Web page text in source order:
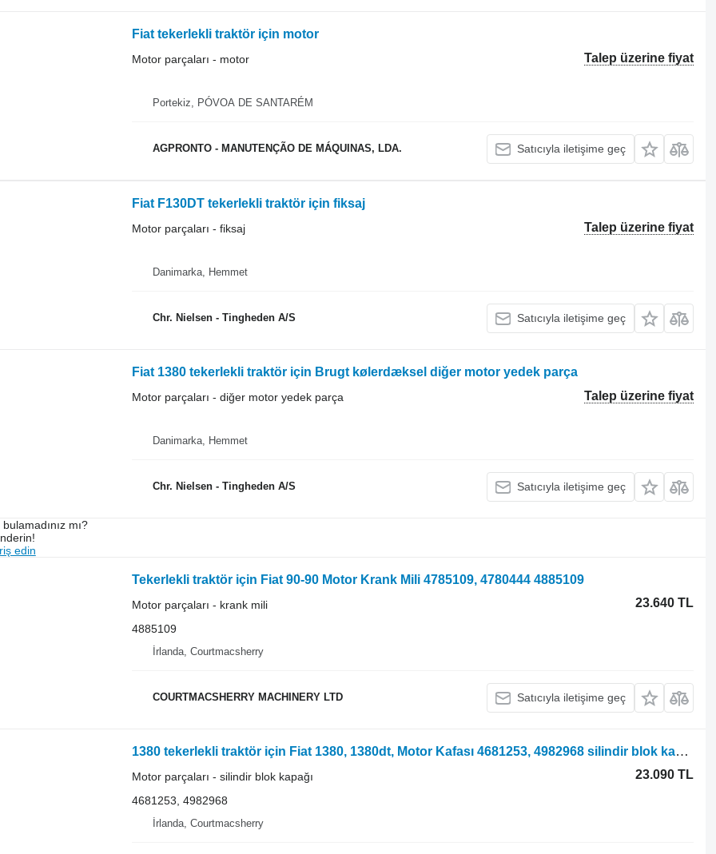
Fiat tekerlekli traktör için motor
Talep üzerine fiyat
Motor parçaları - motor
Portekiz, PÓVOA DE SANTARÉM
AGPRONTO - MANUTENÇÃO DE MÁQUINAS, LDA. Satıcıyla iletişime geç
Fiat F130DT tekerlekli traktör için fiksaj
Talep üzerine fiyat
Motor parçaları - fiksaj
Danimarka, Hemmet
Chr. Nielsen - Tingheden A/S Satıcıyla iletişime geç
Fiat 1380 tekerlekli traktör için Brugt kølerdæksel diğer motor yedek parça
Talep üzerine fiyat
Motor parçaları - diğer motor yedek parça
Danimarka, Hemmet
Chr. Nielsen - Tingheden A/S Satıcıyla iletişime geç
mı?
edin
Tekerlekli traktör için Fiat 90-90 Motor Krank Mili 4785109, 4780444 4885109
23.640 TL
Motor parçaları - krank mili
4885109
İrlanda, Courtmacsherry
COURTMACSHERRY MACHINERY LTD Satıcıyla iletişime geç
1380 tekerlekli traktör için Fiat 1380, 1380dt, Motor Kafası 4681253, 4982968 silindir blok kapağı
23.090 TL
Motor parçaları - silindir blok kapağı
4681253, 4982968
İrlanda, Courtmacsherry